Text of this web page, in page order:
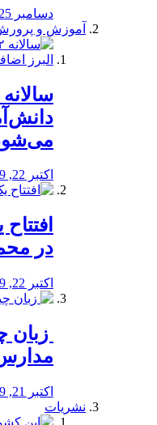
دسامبر 25, 2019
آموزش و
اکتبر 22, 2019
در
اکتبر 22, 2019
زبان
اکتبر 21, 2019
نشریات